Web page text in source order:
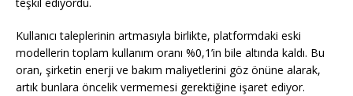
Kullanıcı taleplerinin artmasıyla birlikte, platformdaki eski
modellerin toplam kullanım oranı %0,1’in bile altında kaldı. Bu
oran, şirketin enerji ve bakım maliyetlerini göz önüne alarak,
artık bunlara öncelik vermemesi gerektiğine işaret ediyor.